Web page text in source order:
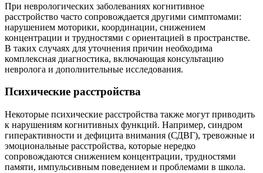
При неврологических заболеваниях когнитивное
расстройство часто сопровождается другими симптомами:
нарушением моторики, координации, снижением
концентрации и трудностями с ориентацией в пространстве.
В таких случаях для уточнения причин необходима
комплексная диагностика, включающая консультацию
невролога и дополнительные исследования.
Психические расстройства
Некоторые психические расстройства также могут приводить
к нарушениям когнитивных функций. Например, синдром
гиперактивности и дефицита внимания (СДВГ), тревожные и
эмоциональные расстройства, которые нередко
сопровождаются снижением концентрации, трудностями
памяти, импульсивным поведением и проблемами в школа.